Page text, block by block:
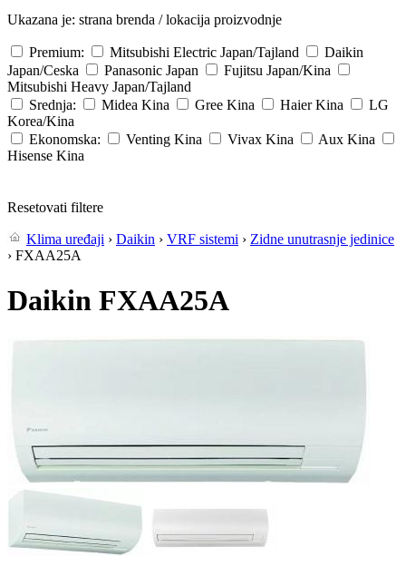
Ukazana je: strana brenda / lokacija proizvodnje
Premium: Mitsubishi Electric Japan/Tajland
Daikin
Japan/Ceska
Panasonic Japan Fujitsu Japan/Kina
Mitsubishi Heavy Japan/Tajland
Srednja:
Midea Kina Gree Kina Haier Kina
LG
Korea/Kina
Ekonomska:
Venting Kina Vivax Kina Aux Kina
Hisense Kina
Resetovati filtere
Klima uređaji › Daikin › VRF sistemi › Zidne unutrasnje jedinice
› FXAA25A
Daikin FXAA25A